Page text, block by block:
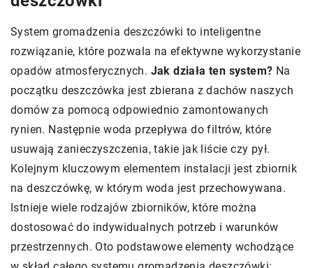
System gromadzenia deszczówki to inteligentne
rozwiązanie, które pozwala na efektywne wykorzystanie
opadów atmosferycznych. Jak działa ten system? Na
początku deszczówka jest zbierana z dachów naszych
domów za pomocą odpowiednio zamontowanych
rynien. Następnie woda przepływa do filtrów, które
usuwają zanieczyszczenia, takie jak liście czy pył.
Kolejnym kluczowym elementem instalacji jest zbiornik
na deszczówkę, w którym woda jest przechowywana.
Istnieje wiele rodzajów zbiorników, które można
dostosować do indywidualnych potrzeb i warunków
przestrzennych. Oto podstawowe elementy wchodzące